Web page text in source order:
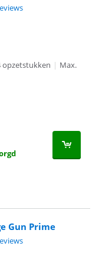
reviews.
opzetstukken | Max.
Gun Prime
reviews.